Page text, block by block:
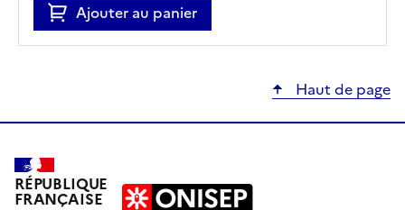
Ajouter au panier
Haut de page
RÉPUBLIQUE
FRANÇAISE